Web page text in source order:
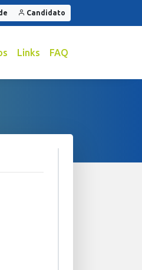
Candidato
Links FAQ